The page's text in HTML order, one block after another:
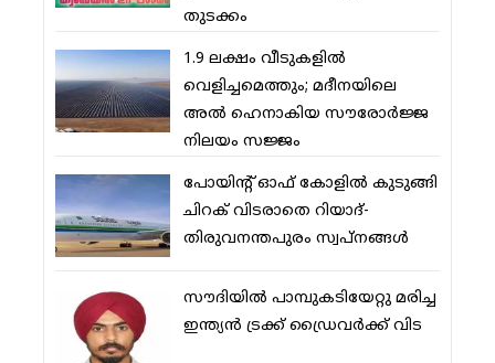
തുടക്കം
1.9 ലക്ഷം വീടുകളില്‍
വെളിച്ചമെത്തും; മദീനയിലെ
അല്‍ ഹെനാകിയ സൗരോര്‍ജ്ജ
നിലയം സജ്ജം
പോയിന്റ് ഓഫ് കോളില്‍ കുടുങ്ങി
ചിറക് വിടരാതെ റിയാദ്-
തിരുവനന്തപുരം സ്വപ്നങ്ങള്‍
സൗദിയിൽ പാമ്പുകടിയേറ്റു മരിച്ച
ഇന്ത്യൻ ട്രക്ക് ഡ്രൈവർക്ക് വിട